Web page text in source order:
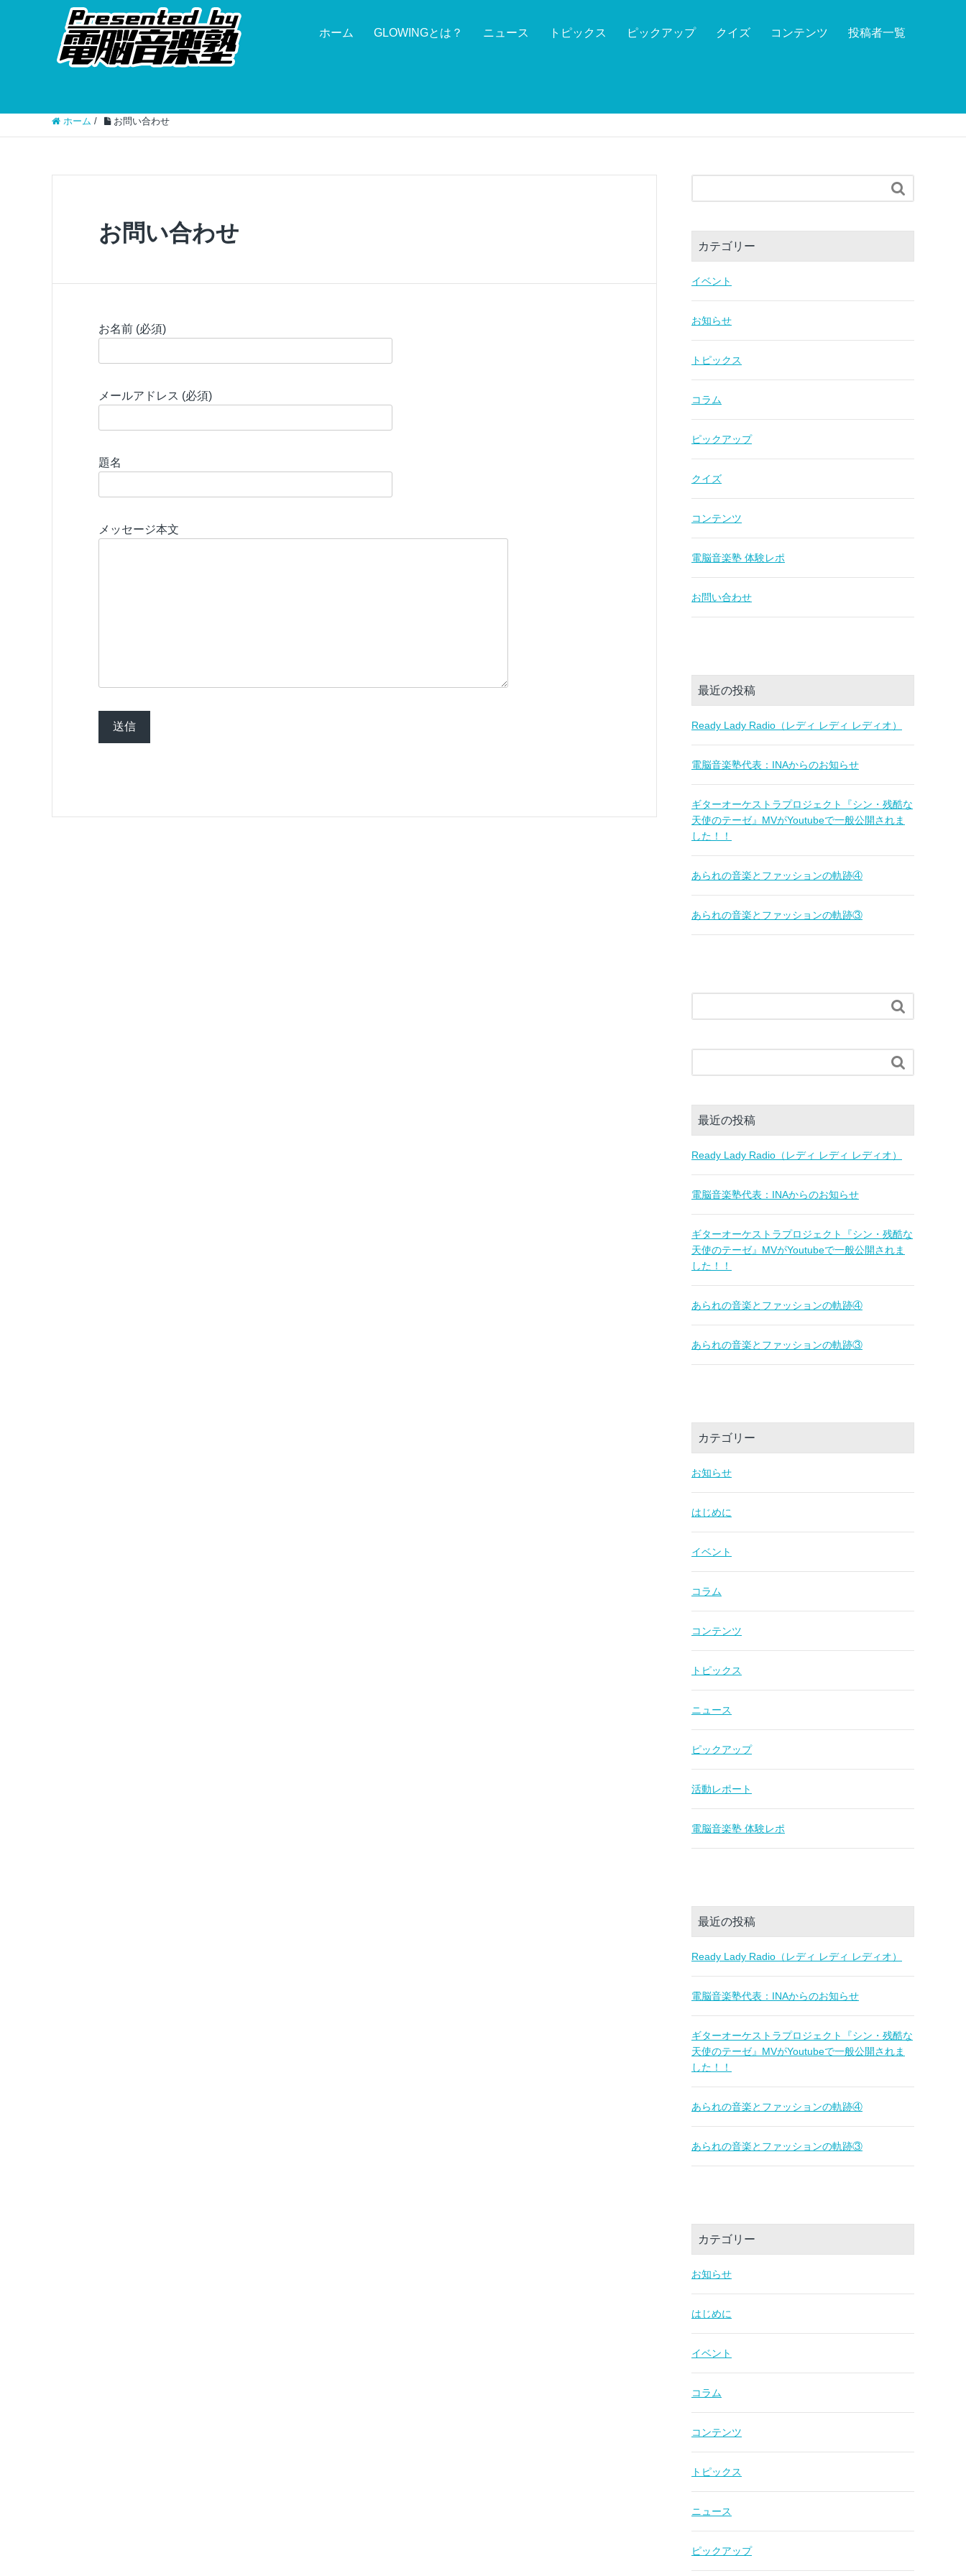
ホーム GLOWINGとは？ ニュース トピックス ピックアップ クイズ コンテンツ 投稿者一覧
ホーム / お問い合わせ
お問い合わせ
お名前 (必須)
メールアドレス (必須)
題名
メッセージ本文

カテゴリー
イベント
お知らせ
トピックス
コラム
ピックアップ
クイズ
コンテンツ
電脳音楽塾 体験レポ
お問い合わせ
最近の投稿
Ready Lady Radio（レディ レディ レディオ）
電脳音楽塾代表：INAからのお知らせ
ギターオーケストラプロジェクト『シン・残酷な
天使のテーゼ』MVがYoutubeで一般公開されま
した！！
あられの音楽とファッションの軌跡④
あられの音楽とファッションの軌跡③


最近の投稿
Ready Lady Radio（レディ レディ レディオ）
電脳音楽塾代表：INAからのお知らせ
ギターオーケストラプロジェクト『シン・残酷な
天使のテーゼ』MVがYoutubeで一般公開されま
した！！
あられの音楽とファッションの軌跡④
あられの音楽とファッションの軌跡③
カテゴリー
お知らせ
はじめに
イベント
コラム
コンテンツ
トピックス
ニュース
ピックアップ
活動レポート
電脳音楽塾 体験レポ
最近の投稿
Ready Lady Radio（レディ レディ レディオ）
電脳音楽塾代表：INAからのお知らせ
ギターオーケストラプロジェクト『シン・残酷な
天使のテーゼ』MVがYoutubeで一般公開されま
した！！
あられの音楽とファッションの軌跡④
あられの音楽とファッションの軌跡③
カテゴリー
お知らせ
はじめに
イベント
コラム
コンテンツ
トピックス
ニュース
ピックアップ